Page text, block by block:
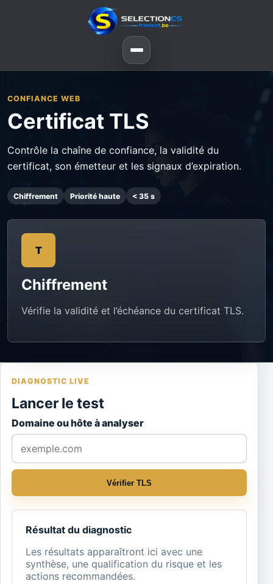
CONFIANCE WEB
Certificat TLS
Contrôle la chaîne de confiance, la validité du
certificat, son émetteur et les signaux d’expiration.
Chiffrement Priorité haute < 35 s
T
Chiffrement
Vérifie la validité et l’échéance du certificat TLS.
DIAGNOSTIC LIVE
Lancer le test
Domaine ou hôte à analyser
Vérifier TLS
Résultat du diagnostic
Les résultats apparaîtront ici avec une
synthèse, une qualification du risque et les
actions recommandées.